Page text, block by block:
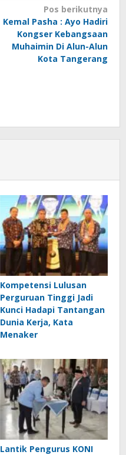
Pos berikutnya
Kemal Pasha : Ayo Hadiri
Kongser Kebangsaan
Muhaimin Di Alun-Alun
Kota Tangerang
Kompetensi Lulusan
Perguruan Tinggi Jadi
Kunci Hadapi Tantangan
Dunia Kerja, Kata
Menaker
Lantik Pengurus KONI